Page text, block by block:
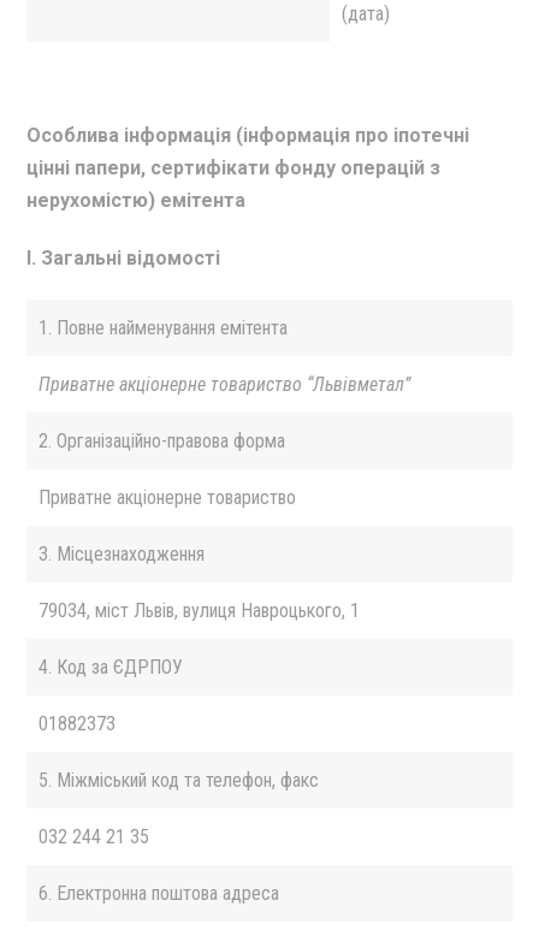
(дата)
Особлива інформація (інформація про іпотечні
цінні папери, сертифікати фонду операцій з
нерухомістю) емітента
I. Загальні відомості
1. Повне найменування емітента
Приватне акцiонерне товариство “Львiвметал”
2. Організаційно-правова форма
Приватне акціонерне товариство
3. Місцезнаходження
79034, мiст Львiв, вулиця Навроцького, 1
4. Код за ЄДРПОУ
01882373
5. Міжміський код та телефон, факс
032 244 21 35
6. Електронна поштова адреса